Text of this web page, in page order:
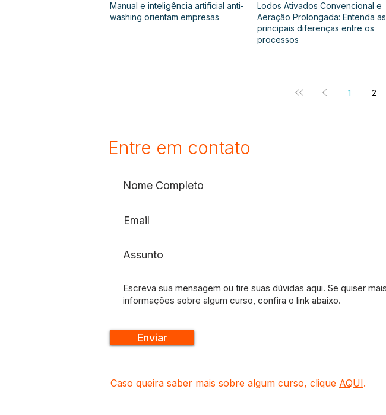
Manual e inteligência artificial anti-
washing orientam empresas
Lodos Ativados Convencional e
Aeração Prolongada: Entenda as
principais diferenças entre os
processos
1 2
Entre em contato
Enviar
Caso queira saber mais sobre algum curso, clique AQUI.